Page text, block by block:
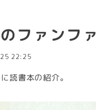
ファンフ
22:25
読書本の紹介。